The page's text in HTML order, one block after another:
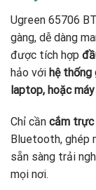
Ugreen 65706
gàng, dễ dàng
được tích hợp
hảo với hệ thống
laptop, hoặc
Chỉ cần cắm trực
Bluetooth, ghép
sẵn sàng trải
mọi nơi.